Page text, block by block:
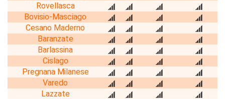
Rovellasca
Bovisio-Masciago
Cesano Maderno
Baranzate
Barlassina
Cislago
Pregnana Milanese
Varedo
Lazzate